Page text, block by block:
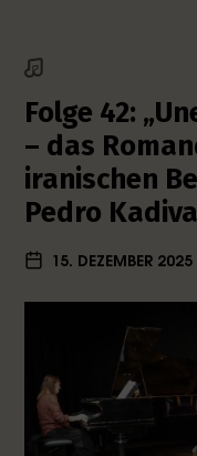
Folge 42:
– das
iranischen
Pedro
15. DEZEMBER 2025